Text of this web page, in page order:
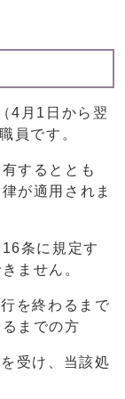
4月1日から翌
員です。
するととも
が適用されま
条に規定す
ません。
を終わるまで
までの方
受け、当該処